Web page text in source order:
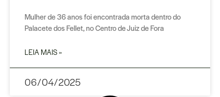
Mulher de 36 anos foi encontrada morta dentro do
Palacete dos Fellet, no Centro de Juiz de Fora
LEIA MAIS »
06/04/2025